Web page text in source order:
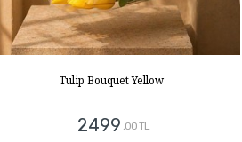
Tulip Bouquet Yellow
2499 ,00 TL